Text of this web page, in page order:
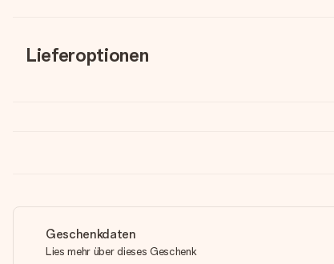
Lieferoptionen
Geschenkdaten
Lies mehr über dieses Geschenk